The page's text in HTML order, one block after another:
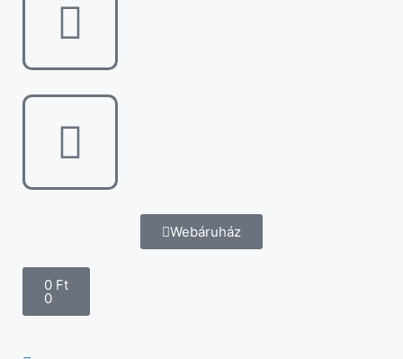
Webáruház
0 Ft
0